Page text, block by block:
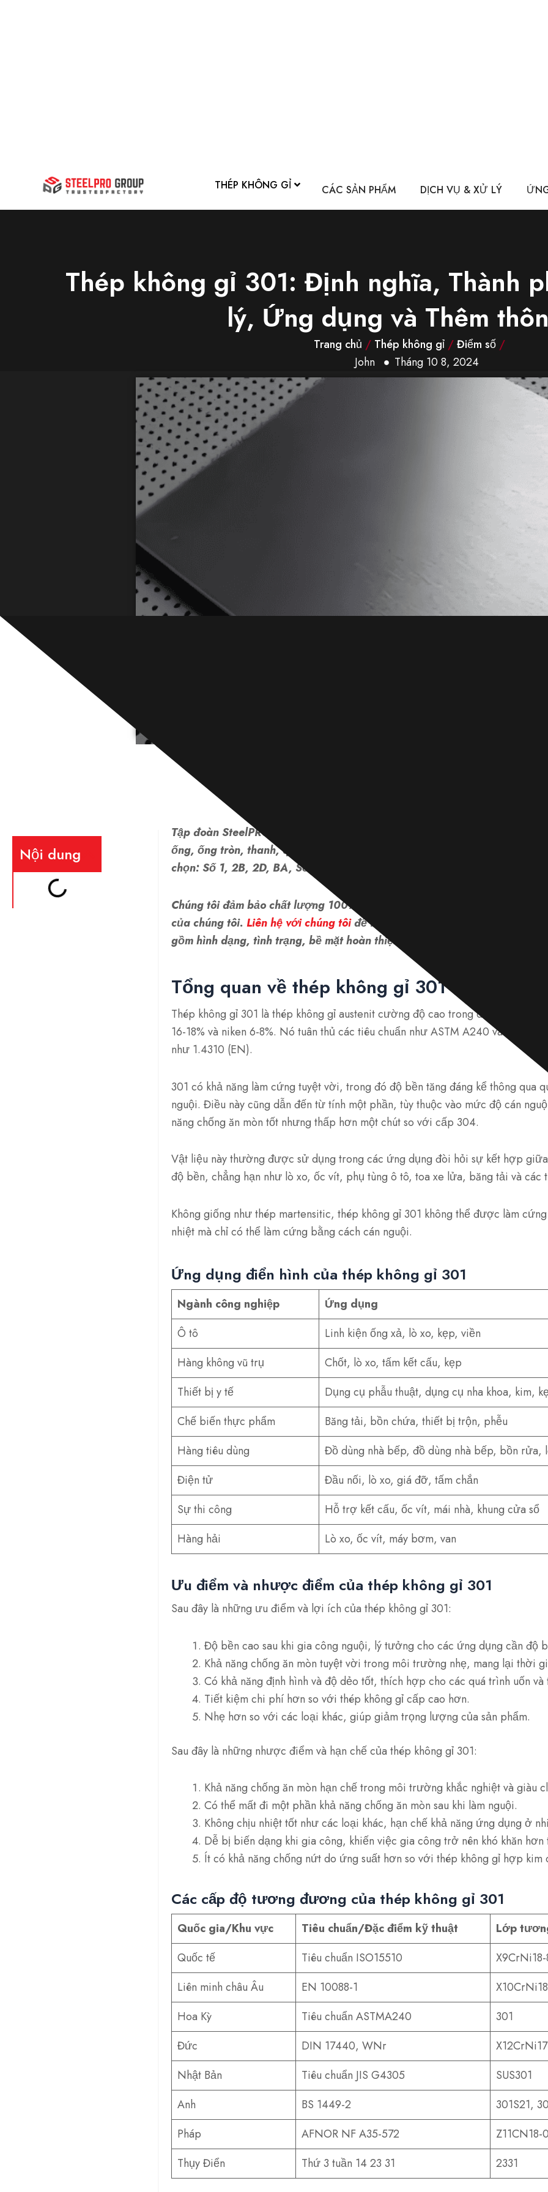
THÉP KHÔNG GỈ CÁC SẢN PHẨM DỊCH VỤ & XỬ LÝ
Thép không gỉ 301: Định nghĩa, Thành
lý, Ứng dụng và Thêm
Trang chủ / Thép không gỉ /Điểm số /
John
Tháng 10 8, 2024
Nội dung
Tập đoàn SteelPRO
ống, ống tròn, thanh, que, dây, v.v. Ngoài ra, còn có nhiều loại bề mặt
chọn: Số 1, 2B, 2D, BA, Số 3, Số 4, HL, Số 8, Phun bi, v.v.
Chúng tôi đảm bảo chất lượng 100%. Không có sản phẩm lỗi nào được
của chúng tôi.Liên hệ với chúng tôiđể tùy chỉnh hình thức mong muốn của
gồm hình dạng, tình trạng, bề mặt hoàn thiện, cách xử lý, v.v.
Tổng quan về thép không gỉ 301
Thép không gỉ 301 là thép không gỉ austenit cường độ cao trong dòng 300, chủ
16-18% và niken 6-8%. Nó tuân thủ các tiêu chuẩn như ASTM A240 và tương
như 1.4310 (EN).
301 có khả năng làm cứng tuyệt vời, trong đó độ bền tăng đáng kể thông qua
nguội. Điều này cũng dẫn đến từ tính một phần, tùy thuộc vào mức độ cán
năng chống ăn mòn tốt nhưng thấp hơn một chút so với cấp 304.
Vật liệu này thường được sử dụng trong các ứng dụng đòi hỏi sự kết hợp
độ bền, chẳng hạn như lò xo, ốc vít, phụ tùng ô tô, toa xe lửa, băng tải và các
Không giống như thép martensitic, thép không gỉ 301 không thể được làm
nhiệt mà chỉ có thể làm cứng bằng cách cán nguội.
Ứng dụng điển hình của thép không gỉ 301
Ngành công nghiệp
Ứng dụng
Ô tô
Linh kiện ống xả, lò xo, kẹp, viền
Hàng không vũ trụ
Chốt, lò xo, tấm kết cấu, kẹp
Thiết bị y tế
Dụng cụ phẫu thuật, dụng cụ nha khoa, kim,
Chế biến thực phẩm
Băng tải, bồn chứa, thiết bị trộn, phễu
Hàng tiêu dùng
Đồ dùng nhà bếp, đồ dùng nhà bếp, bồn rửa,
Điện tử
Đầu nối, lò xo, giá đỡ, tấm chắn
Sự thi công
Hỗ trợ kết cấu, ốc vít, mái nhà, khung cửa sổ
Hàng hải
Lò xo, ốc vít, máy bơm, van
Ưu điểm và nhược điểm của thép không gỉ 301
Sau đây là những ưu điểm và lợi ích của thép không gỉ 301:
Độ bền cao sau khi gia công nguội, lý tưởng cho các ứng dụng cần độ
Khả năng chống ăn mòn tuyệt vời trong môi trường nhẹ, mang lại thời
Có khả năng định hình và độ dẻo tốt, thích hợp cho các quá trình uốn và
Tiết kiệm chi phí hơn so với thép không gỉ cấp cao hơn.
Nhẹ hơn so với các loại khác, giúp giảm trọng lượng của sản phẩm.
Sau đây là những nhược điểm và hạn chế của thép không gỉ 301:
Khả năng chống ăn mòn hạn chế trong môi trường khắc nghiệt và giàu
Có thể mất đi một phần khả năng chống ăn mòn sau khi làm nguội.
Không chịu nhiệt tốt như các loại khác, hạn chế khả năng ứng dụng ở
Dễ bị biến dạng khi gia công, khiến việc gia công trở nên khó khăn
Ít có khả năng chống nứt do ứng suất hơn so với thép không gỉ hợp kim
Các cấp độ tương đương của thép không gỉ 301
Quốc gia/Khu vực Tiêu chuẩn/Đặc điểm kỹ thuật
Lớp
Quốc tế
Tiêu chuẩn ISO15510
X9CrNi18-
Liên minh châu Âu
EN 10088-1
Hoa Kỳ
Tiêu chuẩn ASTMA240
301
Đức
DIN 17440, WNr
Nhật Bản
Tiêu chuẩn JIS G4305
SUS301
Anh
BS 1449-2
301S21,
Pháp
AFNOR NF A35-572
Thụy Điển
Thứ 3 tuần 14 23 31 2331